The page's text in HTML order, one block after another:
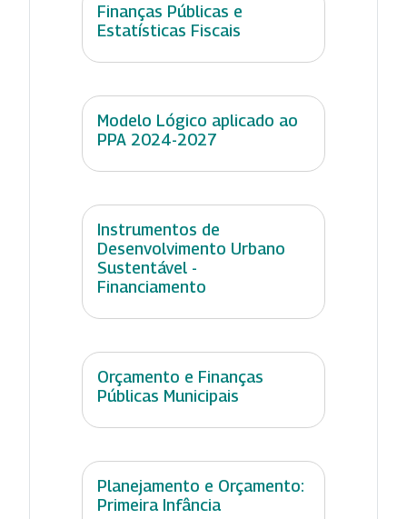
Finanças Públicas e
Estatísticas Fiscais
Modelo Lógico aplicado ao
PPA 2024-2027
Instrumentos de
Desenvolvimento Urbano
Sustentável -
Financiamento
Orçamento e Finanças
Públicas Municipais
Planejamento e Orçamento:
Primeira Infância